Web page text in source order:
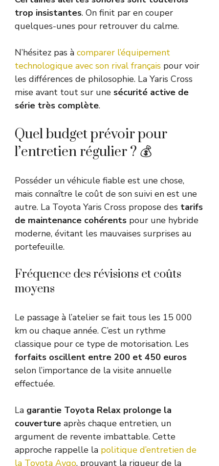
trop insistantes. On finit par en couper
quelques-unes pour retrouver du calme.
N’hésitez pas à comparer l’équipement
technologique avec son rival français pour voir
les différences de philosophie. La Yaris Cross
mise avant tout sur une sécurité active de
série très complète.
Quel budget prévoir pour
l’entretien régulier ? 💰
Posséder un véhicule fiable est une chose,
mais connaître le coût de son suivi en est une
autre. La Toyota Yaris Cross propose des tarifs
de maintenance cohérents pour une hybride
moderne, évitant les mauvaises surprises au
portefeuille.
Fréquence des révisions et coûts
moyens
Le passage à l’atelier se fait tous les 15 000
km ou chaque année. C’est un rythme
classique pour ce type de motorisation. Les
forfaits oscillent entre 200 et 450 euros
selon l’importance de la visite annuelle
effectuée.
La garantie Toyota Relax prolonge la
couverture après chaque entretien, un
argument de revente imbattable. Cette
approche rappelle la politique d’entretien de
la Toyota Aygo, prouvant la rigueur de la